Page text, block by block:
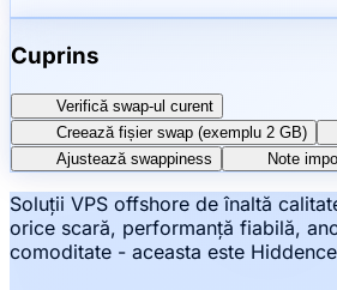
Cuprins
Verifică swap-ul curent
Creează fișier swap (exemplu 2 GB)
Ajustează swappiness
Note
Soluții VPS offshore de înaltă
orice scară, performanță fiabilă,
comoditate - aceasta este